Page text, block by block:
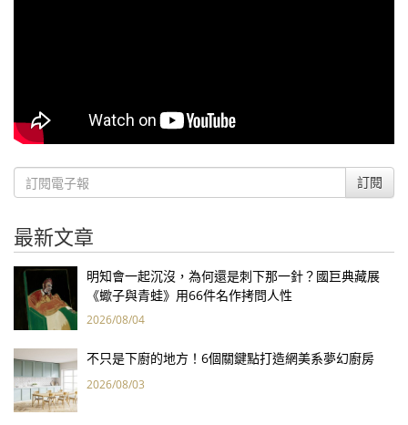
訂閱
最新文章
明知會一起沉沒，為何還是刺下那一針？國巨典藏展
《蠍子與青蛙》用66件名作拷問人性
2026/08/04
不只是下廚的地方！6個關鍵點打造網美系夢幻廚房
2026/08/03